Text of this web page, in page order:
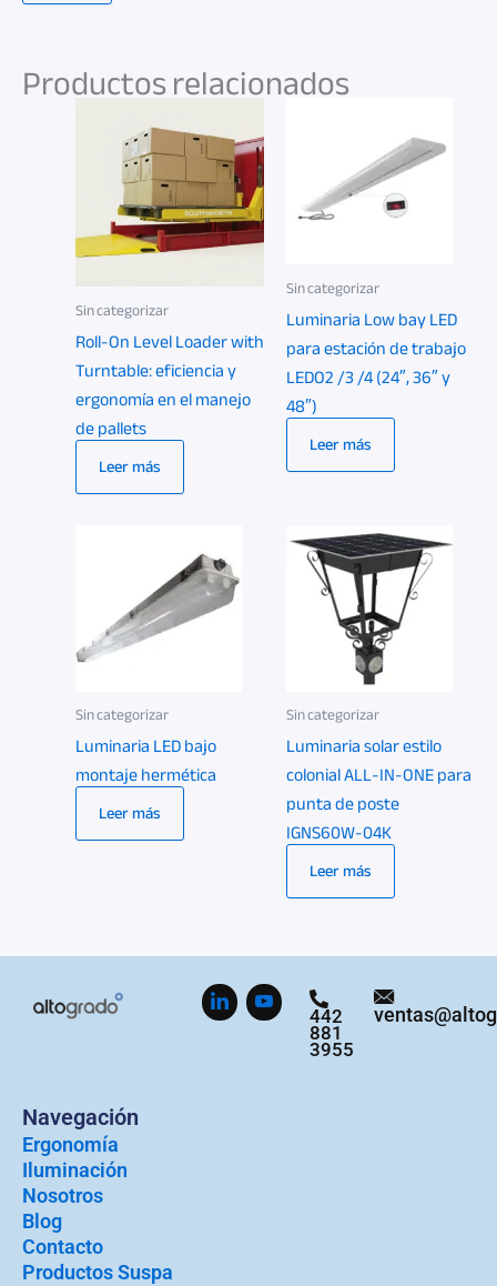
Productos relacionados
Sin categorizar
Roll-On Level Loader with
Turntable: eficiencia y
ergonomía en el manejo
de pallets
Leer más
Sin categorizar
Luminaria Low bay LED
para estación de trabajo
LEDO2 /3 /4 (24″, 36″ y
48″)
Leer más
Sin categorizar
Luminaria LED bajo
montaje hermética
Leer más
Sin categorizar
Luminaria solar estilo
colonial ALL-IN-ONE para
punta de poste
IGNS60W-04K
Leer más
442
881
3955
Navegación
Ergonomía
Iluminación
Nosotros
Blog
Contacto
Productos Suspa